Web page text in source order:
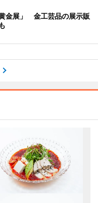
金展」 金工芸品の展示販